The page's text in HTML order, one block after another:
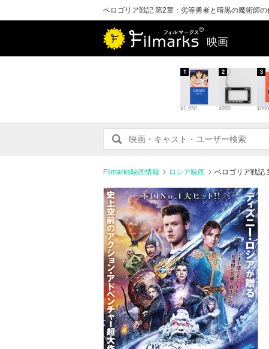
ベロゴリア戦記 第2章：劣等勇者と暗黒の魔術師
映画
¥1,650
1
¥990
2
¥990
3
Filmarks映画情報 ロシア映画 ベロゴリア戦記